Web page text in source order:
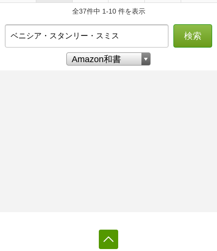
全37件中 1-10 件を表示
検索